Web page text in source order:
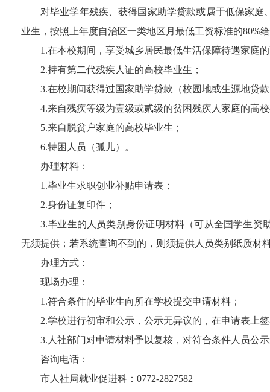
对毕业学年残疾、获得国家助学贷款或属于低保家
业生，按照上年度自治区一类地区月最低工资标准的80%
1.在本校期间，享受城乡居民最低生活保障待遇家庭
2.持有第二代残疾人证的高校毕业生；
3.在校期间获得过国家助学贷款（校园地或生源地贷
4.来自残疾等级为壹级或贰级的贫困残疾人家庭的高
5.来自脱贫户家庭的高校毕业生；
6.特困人员（孤儿）。
办理材料：
1.毕业生求职创业补贴申请表；
2.身份证复印件 ；
3.毕业生的人员类别身份证明材料（可从全国学生资
无须提供；若系统查询不到的，则须提供人员类别纸质材
办理方式：
现场办理：
1.符合条件的毕业生向所在学校提交申请材料；
2.学校进行初审和公示，公示无异议的，在申请表上
3. 人社部门对申请材料予以复核，对符合条件人员公
咨询电话：
市人社局就业促进科： 0772-2827582